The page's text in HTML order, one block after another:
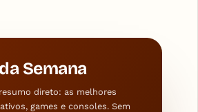
Semana
direto: as melhores
games e consoles. Sem